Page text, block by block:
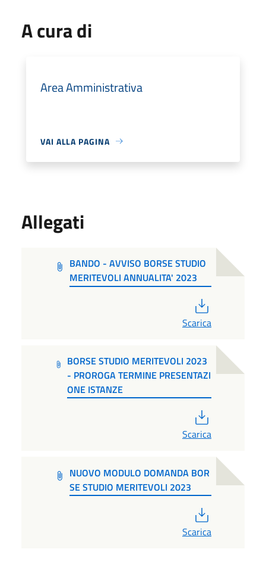
A cura di
Area Amministrativa
VAI ALLA PAGINA
Allegati
BANDO - AVVISO BORSE STUDIO
MERITEVOLI ANNUALITA' 2023
Scarica
BORSE STUDIO MERITEVOLI 2023
- PROROGA TERMINE PRESENTAZI
ONE ISTANZE
Scarica
NUOVO MODULO DOMANDA BOR
SE STUDIO MERITEVOLI 2023
Scarica